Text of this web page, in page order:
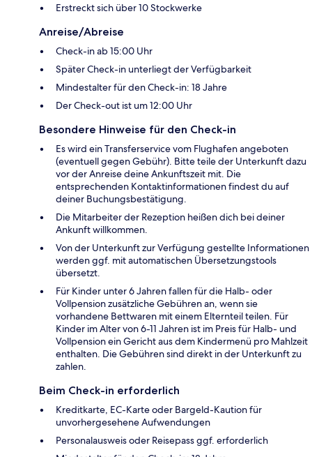
Erstreckt sich über 10 Stockwerke
Anreise/Abreise
Check-in ab 15:00 Uhr
Später Check-in unterliegt der Verfügbarkeit
Mindestalter für den Check-in: 18 Jahre
Der Check-out ist um 12:00 Uhr
Besondere Hinweise für den Check-in
Es wird ein Transferservice vom Flughafen angeboten
(eventuell gegen Gebühr). Bitte teile der Unterkunft dazu
vor der Anreise deine Ankunftszeit mit. Die
entsprechenden Kontaktinformationen findest du auf
deiner Buchungsbestätigung.
Die Mitarbeiter der Rezeption heißen dich bei deiner
Ankunft willkommen.
Von der Unterkunft zur Verfügung gestellte Informationen
werden ggf. mit automatischen Übersetzungstools
übersetzt.
Für Kinder unter 6 Jahren fallen für die Halb- oder
Vollpension zusätzliche Gebühren an, wenn sie
vorhandene Bettwaren mit einem Elternteil teilen. Für
Kinder im Alter von 6-11 Jahren ist im Preis für Halb- und
Vollpension ein Gericht aus dem Kindermenü pro Mahlzeit
enthalten. Die Gebühren sind direkt in der Unterkunft zu
zahlen.
Beim Check-in erforderlich
Kreditkarte, EC-Karte oder Bargeld-Kaution für
unvorhergesehene Aufwendungen
Personalausweis oder Reisepass ggf. erforderlich